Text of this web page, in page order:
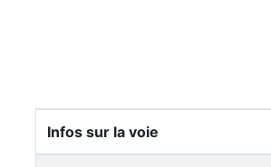
Infos sur la voie